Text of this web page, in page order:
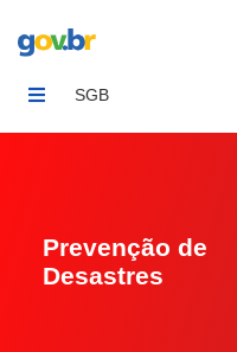
SGB
Prevenção de
Desastres